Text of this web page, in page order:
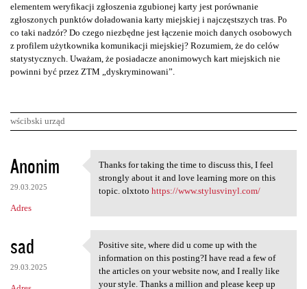
elementem weryfikacji zgłoszenia zgubionej karty jest porównanie
zgłoszonych punktów doładowania karty miejskiej i najczęstszych tras. Po
co taki nadzór? Do czego niezbędne jest łączenie moich danych osobowych
z profilem użytkownika komunikacji miejskiej? Rozumiem, że do celów
statystycznych. Uważam, że posiadacze anonimowych kart miejskich nie
powinni być przez ZTM „dyskryminowani”.
wścibski urząd
K
o
m
e
t
a
Anonim
29.03.2025
Adres
Thanks for taking the time to
Thanks for taking the time to discuss this, I feel
strongly about it and love learning more on this
topic. olxtoto https://www.stylusvinyl.com/
sad
29.03.2025
Positive site, where did u
Positive site, where did u come up with the
information on this posting?I have read a few of
the articles on your website now, and I really like
your style. Thanks a million and please keep up